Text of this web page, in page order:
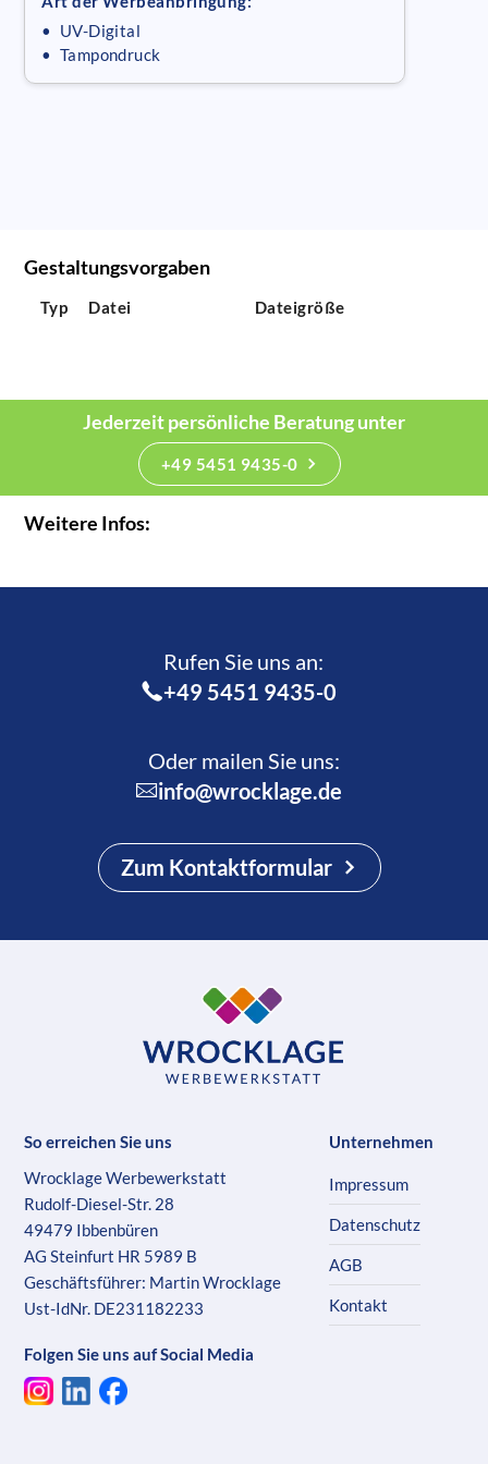
• UV-Digital
• Tampondruck
Gestaltungsvorgaben
Typ Datei Dateigröße
Jederzeit persönliche Beratung unter
+49 5451 9435-0
Weitere Infos:
Rufen Sie uns an:­
+49 5451 9435-0
Oder mailen Sie uns:
info@wrocklage.de
Zum Kontaktformular
So erreichen Sie uns
Wrocklage Werbewerkstatt
Rudolf-Diesel-Str. 28
49479 Ibbenbüren
AG Steinfurt HR 5989 B
Geschäftsführer: Martin Wrocklage
Ust-IdNr. DE231182233
Folgen Sie uns auf Social Media
Unternehmen
Impressum
Datenschutz
AGB
Kontakt